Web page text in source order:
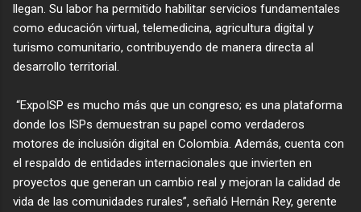
llegan. Su labor ha permitido habilitar servicios fundamentales
como educación virtual, telemedicina, agricultura digital y
turismo comunitario, contribuyendo de manera directa al
desarrollo territorial.
“ExpoISP es mucho más que un congreso; es una plataforma
donde los ISPs demuestran su papel como verdaderos
motores de inclusión digital en Colombia. Además, cuenta con
el respaldo de entidades internacionales que invierten en
proyectos que generan un cambio real y mejoran la calidad de
vida de las comunidades rurales”, señaló Hernán Rey, gerente